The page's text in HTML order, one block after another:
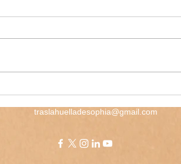
traslahuelladesophia@gmail.com